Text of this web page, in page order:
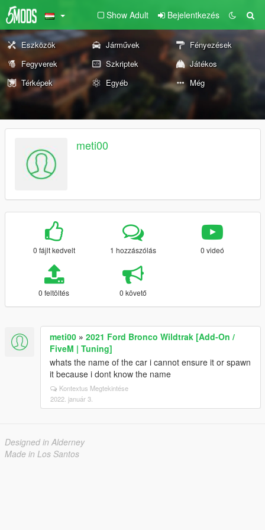
Show Adult Bejelentkezés
Eszközök Járművek
Fényezések
Fegyverek
Szkriptek
Játékos
Térképek
Egyéb Még
meti00
0 fájlt kedvelt 1 hozzászólás 0 videó
0 feltöltés 0 követő
meti00 » 2021 Ford Bronco Wildtrak [Add-On /
FiveM | Tuning]
whats the name of the car i cannot ensure it or spawn
it because i dont know the name
Kontextus Megtekintése
2022. január 3.
Designed in Alderney
Made in Los Santos